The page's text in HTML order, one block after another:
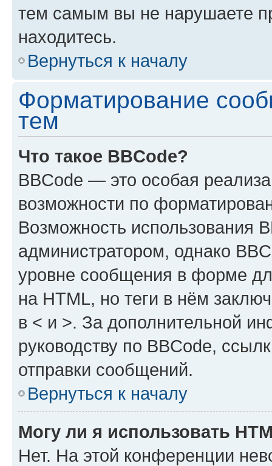
тем самым вы не нарушаете
находитесь.
Вернуться к началу
Форматирование
тем
Что такое BBCode?
BBCode — это особая
возможности по
Возможность использования
администратором, однако
уровне сообщения в форме
на HTML, но теги в нём
в < и >. За дополнительной
руководству по BBCode,
отправки сообщений.
Вернуться к началу
Могу ли я использовать
Нет. На этой конференции